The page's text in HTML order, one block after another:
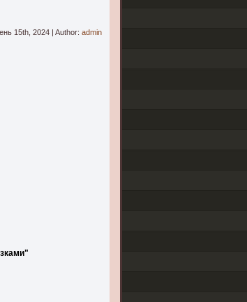
15th, 2024 | Author: admin